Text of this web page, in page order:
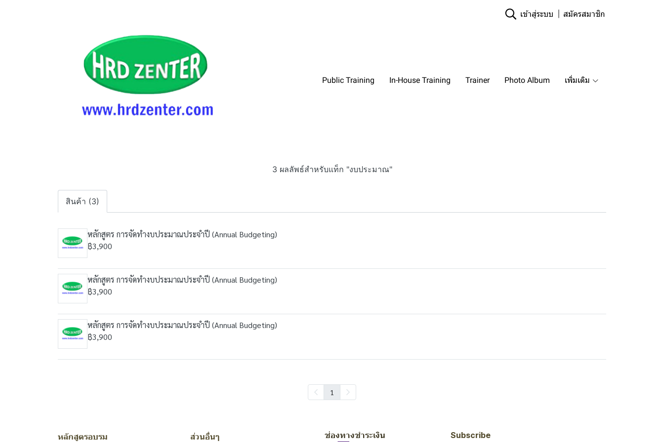
เข้าสู่ระบบ สมัครสมาชิก
Public Training In-House Training Trainer Photo Album เพิ่มเติม
3 ผลลัพธ์สำหรับแท็ก "งบประมาณ"
สินค้า (3)
หลักสูตร การจัดทำงบประมาณประจำปี (Annual Budgeting)
฿3,900
หลักสูตร การจัดทำงบประมาณประจำปี (Annual Budgeting)
฿3,900
หลักสูตร การจัดทำงบประมาณประจำปี (Annual Budgeting)
฿3,900
1
หลักสูตรอบรม ส่วนอื่นๆ ช่องทางชำระเงิน Subscribe